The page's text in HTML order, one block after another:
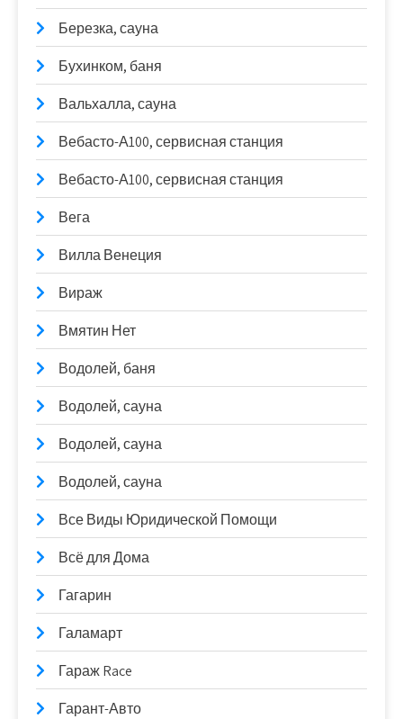
Березка, сауна
Бухинком, баня
Вальхалла, сауна
Вебасто-А100, сервисная станция
Вебасто-А100, сервисная станция
Вега
Вилла Венеция
Вираж
Вмятин Нет
Водолей, баня
Водолей, сауна
Водолей, сауна
Водолей, сауна
Все Виды Юридической Помощи
Всё для Дома
Гагарин
Галамарт
Гараж Race
Гарант-Авто